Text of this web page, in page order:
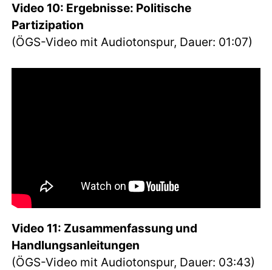
Video 10: Ergebnisse: Politische
Partizipation
(ÖGS-Video mit Audiotonspur, Dauer: 01:07)
Video 11: Zusammenfassung und
Handlungsanleitungen
(ÖGS-Video mit Audiotonspur, Dauer: 03:43)